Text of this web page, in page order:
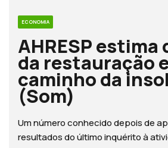
ECONOMIA
AHRESP estima
da restauração
caminho da
(Som)
Um número conhecido depois de
resultados do último inquérito à